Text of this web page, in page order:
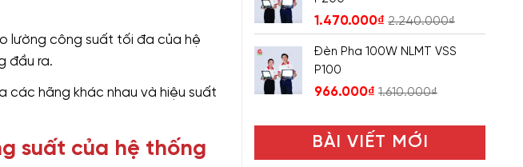
lường công suất tối đa của hệ
đầu ra.
các hãng khác nhau và hiệu suất
suất của hệ thống
1.470.000₫ 2.240.000₫
Đèn Pha 100W NLMT VSS
P100
966.000₫ 1.610.000₫
BÀI VIẾT MỚI